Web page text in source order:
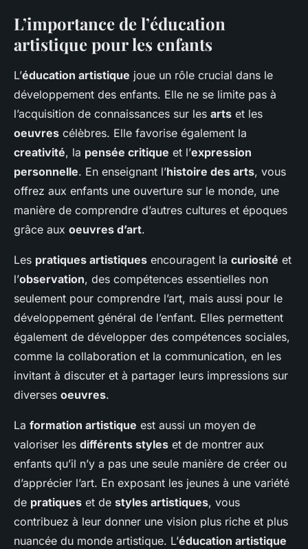
L’importance de l’éducation
artistique pour les enfants
L’éducation artistique joue un rôle crucial dans le
développement des enfants. Elle ne se limite pas à
l’acquisition de connaissances sur les arts et les
oeuvres célèbres. Elle favorise également la
creativité, la pensée critique et l’expression
personnelle. En enseignant l’histoire des arts, vous
offrez aux enfants une ouverture sur le monde, une
manière de comprendre d’autres cultures et époques
grâce aux oeuvres d’art.
Les pratiques artistiques encouragent la curiosité et
l’observation, des compétences essentielles non
seulement pour comprendre l’art, mais aussi pour le
développement général de l’enfant. Elles permettent
également de développer des compétences sociales,
comme la collaboration et la communication, en les
invitant à discuter et à partager leurs impressions sur
diverses oeuvres.
La formation artistique est aussi un moyen de
valoriser les différents styles et de montrer aux
enfants qu’il n’y a pas une seule manière de créer ou
d’apprécier l’art. En exposant les jeunes à une variété
de pratiques et de styles artistiques, vous
contribuez à leur donner une vision plus riche et plus
nuancée du monde artistique. L’éducation artistique